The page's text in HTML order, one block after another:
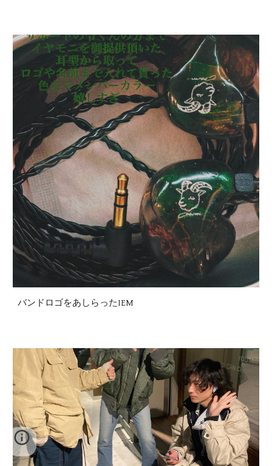
バンドロゴをあしらったIEM